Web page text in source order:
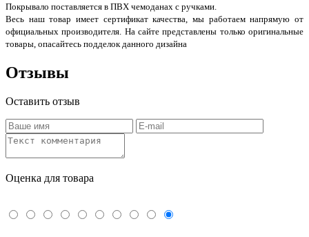
Покрывало поставляется в ПВХ чемоданах с ручками.
Весь наш товар имеет сертификат качества, мы работаем напрямую от
официальных производителя. На сайте представлены только оригинальные
товары, опасайтесь подделок данного дизайна
Отзывы
Оставить отзыв
Оценка для товара